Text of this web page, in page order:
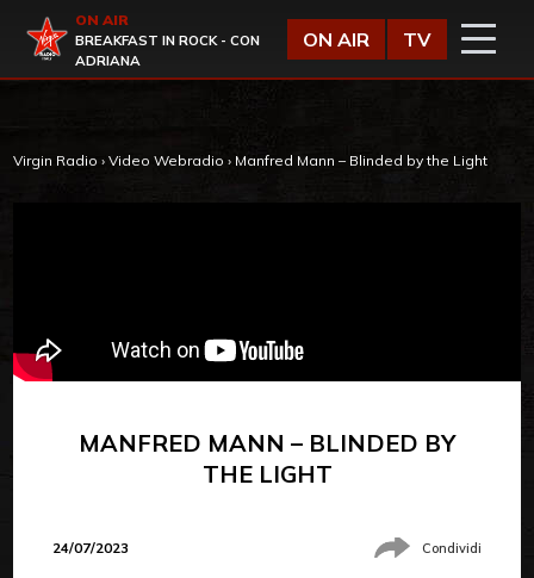
Virgin Radio
ON AIR
BREAKFAST IN ROCK - CON
ADRIANA
ON AIR TV
Virgin Radio › Video Webradio › Manfred Mann – Blinded by the Light
MANFRED MANN – BLINDED BY
THE LIGHT
24/07/2023 Condividi